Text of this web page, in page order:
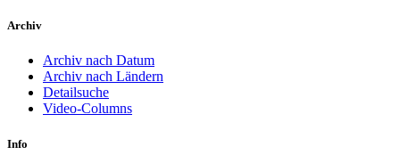
Archiv
Archiv nach Datum
Archiv nach Ländern
Detailsuche
Video-Columns
Info